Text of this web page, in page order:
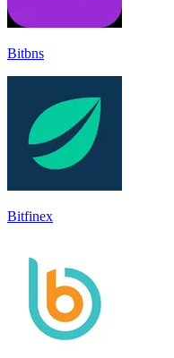
Bitbns
Bitfinex